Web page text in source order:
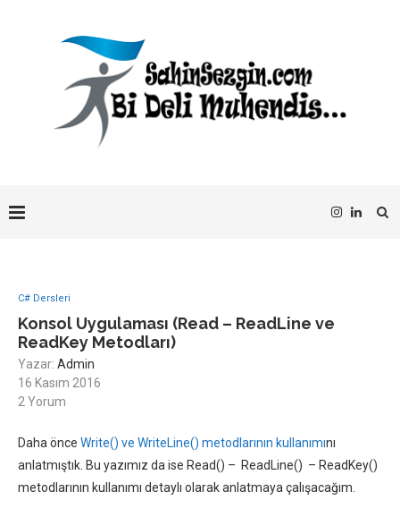
C# Dersleri
Konsol Uygulaması (Read – ReadLine ve
ReadKey Metodları)
Yazar: Admin
16 Kasım 2016
2 Yorum
Daha önce Write() ve WriteLine() metodlarının kullanımını
anlatmıştık. Bu yazımız da ise Read() – ReadLine() – ReadKey()
metodlarının kullanımı detaylı olarak anlatmaya çalışacağım.